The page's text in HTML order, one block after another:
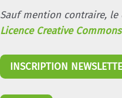
Sauf mention contraire,
Licence Creative Commons
INSCRIPTION